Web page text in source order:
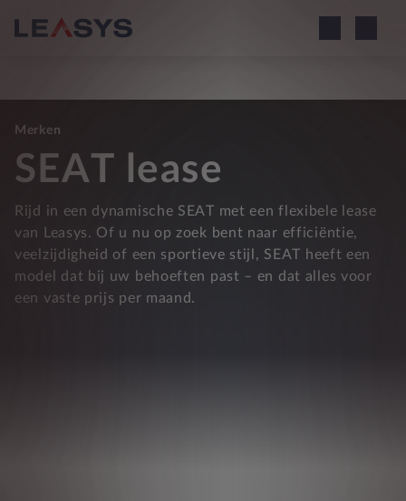
Merken
SEAT lease
Rijd in een dynamische SEAT met een flexibele lease
van Leasys. Of u nu op zoek bent naar efficiëntie,
veelzijdigheid of een sportieve stijl, SEAT heeft een
model dat bij uw behoeften past – en dat alles voor
een vaste prijs per maand.